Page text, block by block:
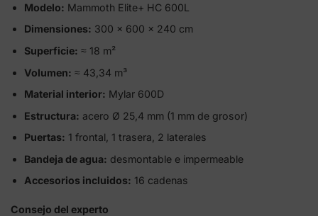
Modelo: Mammoth Elite+ HC 600L
Dimensiones: 300 × 600 × 240 cm
Superficie: ≈ 18 m²
Volumen: ≈ 43,34 m³
Material interior: Mylar 600D
Estructura: acero Ø 25,4 mm (1 mm de grosor)
Puertas: 1 frontal, 1 trasera, 2 laterales
Bandeja de agua: desmontable e impermeable
Accesorios incluidos: 16 cadenas
Consejo del experto